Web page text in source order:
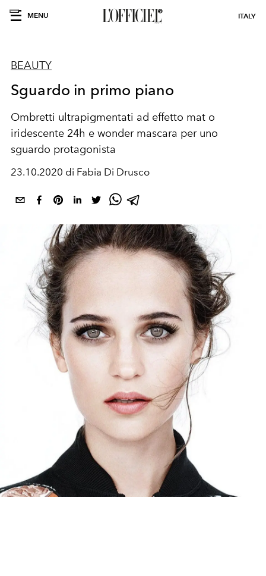
MENU ITALY
BEAUTY
Sguardo in primo piano
Ombretti ultrapigmentati ad effetto mat o
iridescente 24h e wonder mascara per uno
sguardo protagonista
23.10.2020 di Fabia Di Drusco